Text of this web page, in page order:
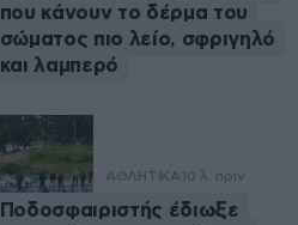
που κάνουν το δέρμα του
σώματος πιο λείο, σφριγηλό
και λαμπερό
ΑΘΛΗΤΙΚΑ 10 λ. πριν
Ποδοσφαιριστής έδιωξε